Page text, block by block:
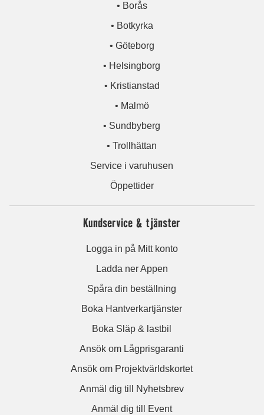
• Borås
• Botkyrka
• Göteborg
• Helsingborg
• Kristianstad
• Malmö
• Sundbyberg
• Trollhättan
Service i varuhusen
Öppettider
Kundservice & tjänster
Logga in på Mitt konto
Ladda ner Appen
Spåra din beställning
Boka Hantverkartjänster
Boka Släp & lastbil
Ansök om Lågprisgaranti
Ansök om Projektvärldskortet
Anmäl dig till Nyhetsbrev
Anmäl dig till Event